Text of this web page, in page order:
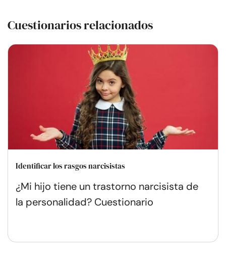
Cuestionarios relacionados
Identificar los rasgos narcisistas
¿Mi hijo tiene un trastorno narcisista de
la personalidad? Cuestionario